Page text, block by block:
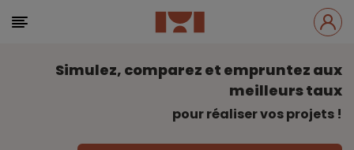
Simulez, comparez et empruntez aux
meilleurs taux
pour réaliser vos projets !